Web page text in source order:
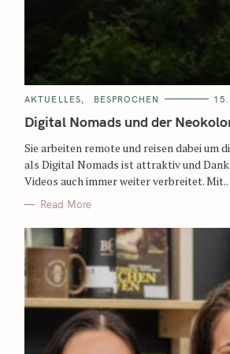
AKTUELLES BESPROCHEN 15.
Digital Nomads und der
Sie arbeiten remote und reisen dabei um
als Digital Nomads ist attraktiv und
Videos auch immer weiter verbreitet. Mit..
Read More